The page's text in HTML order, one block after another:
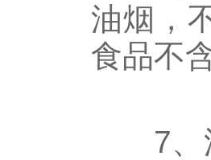
油烟，
食品不
7、油